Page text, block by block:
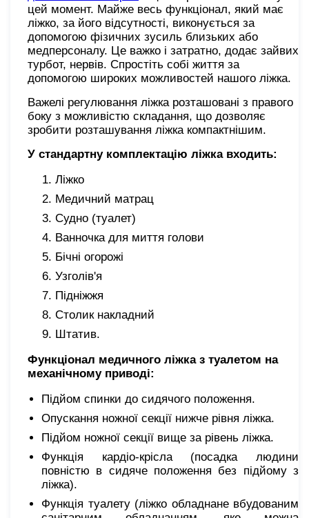
цей момент. Майже весь функціонал, який має
ліжко, за його відсутності, виконується за
допомогою фізичних зусиль близьких або
медперсоналу. Це важко і затратно, додає зайвих
турбот, нервів. Спростіть собі життя за
допомогою широких можливостей нашого ліжка.
Важелі регулювання ліжка розташовані з правого
боку з можливістю складання, що дозволяє
зробити розташування ліжка компактнішим.
У стандартну комплектацію ліжка входить:
Ліжко
Медичний матрац
Судно (туалет)
Ванночка для миття голови
Бічні огорожі
Узголів'я
Підніжжя
Столик накладний
Штатив.
Функціонал медичного ліжка з туалетом на
механічному приводі:
Підйом спинки до сидячого положення.
Опускання ножної секції нижче рівня ліжка.
Підйом ножної секції вище за рівень ліжка.
Функція кардіо-крісла (посадка людини
повністю в сидяче положення без підйому з
ліжка).
Функція туалету (ліжко обладнане вбудованим